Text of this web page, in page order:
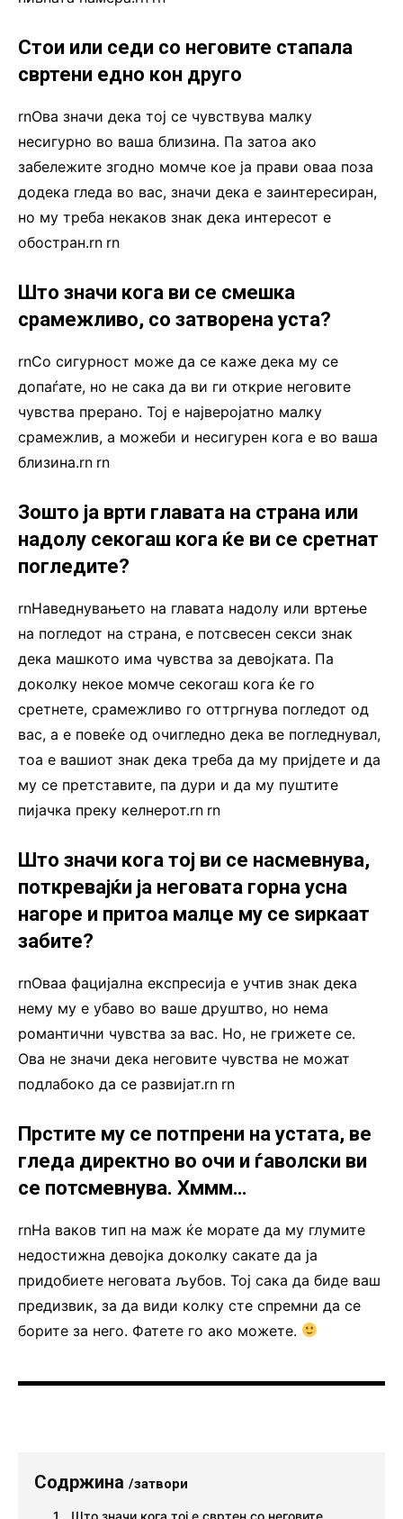
Стои или седи со неговите стапала
свртени едно кон друго
rnОва значи дека тој се чувствува малку
несигурно во ваша близина. Па затоа ако
забележите згодно момче кое ја прави оваа поза
додека гледа во вас, значи дека е заинтересиран,
но му треба некаков знак дека интересот е
обостран.rn rn
Што значи кога ви се смешка
срамежливо, со затворена уста?
rnСо сигурност може да се каже дека му се
допаѓате, но не сака да ви ги открие неговите
чувства прерано. Тој е најверојатно малку
срамежлив, а можеби и несигурен кога е во ваша
близина.rn rn
Зошто ја врти главата на страна или
надолу секогаш кога ќе ви се сретнат
погледите?
rnНаведнувањето на главата надолу или вртење
на погледот на страна, е потсвесен секси знак
дека машкото има чувства за девојката. Па
доколку некое момче секогаш кога ќе го
сретнете, срамежливо го оттргнува погледот од
вас, а е повеќе од очигледно дека ве погледнувал,
тоа е вашиот знак дека треба да му пријдете и да
му се претставите, па дури и да му пуштите
пијачка преку келнерот.rn rn
Што значи кога тој ви се насмевнува,
поткревајќи ја неговата горна усна
нагоре и притоа малце му се ѕиркаат
забите?
rnОваа фацијална експресија е учтив знак дека
нему му е убаво во ваше друштво, но нема
романтични чувства за вас. Но, не грижете се.
Ова не значи дека неговите чувства не можат
подлабоко да се развијат.rn rn
Прстите му се потпрени на устата, ве
гледа директно во очи и ѓаволски ви
се потсмевнува. Хммм…
rnНа ваков тип на маж ќе морате да му глумите
недостижна девојка доколку сакате да ја
придобиете неговата љубов. Тој сака да биде ваш
предизвик, за да види колку сте спремни да се
борите за него. Фатете го ако можете.
Содржина /затвори
Што значи кога тој е свртен со неговите